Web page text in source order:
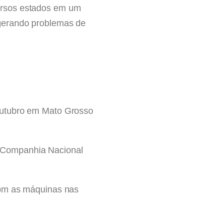
estados em um
problemas de
em Mato Grosso
Nacional
as máquinas nas